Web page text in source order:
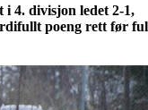
4. divisjon ledet 2-1,
poeng rett før